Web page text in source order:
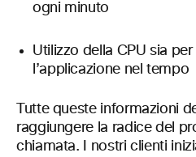
ogni minuto
Utilizzo della CPU sia
l’applicazione nel tempo
Tutte queste informazioni
raggiungere la radice del
chiamata. I nostri clienti